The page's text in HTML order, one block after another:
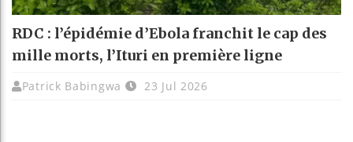
RDC : l’épidémie d’Ebola franchit le cap des
mille morts, l’Ituri en première ligne
Patrick Babingwa 23 Jul 2026